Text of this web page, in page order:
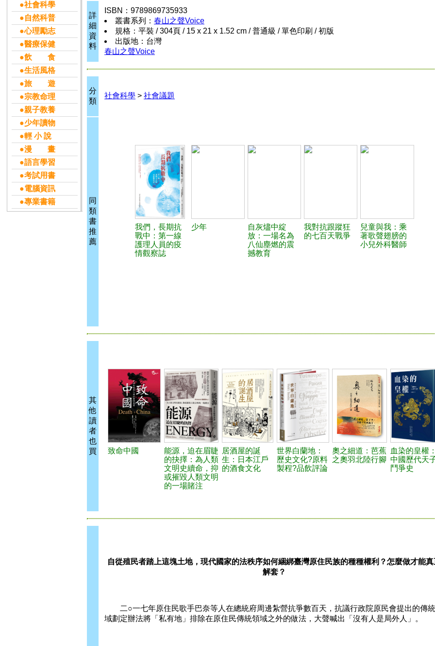
●社會科學
●自然科普
●心理勵志
●醫療保健
●飲 食
●生活風格
●旅 遊
●宗教命理
●親子教養
●少年讀物
●輕 小 說
●漫 畫
●語言學習
●考試用書
●電腦資訊
●專業書籍
詳
細
資
料
ISBN：9789869735933
叢書系列： 春山之聲Voice
規格：平裝 / 304頁 / 15 x 21 x 1.52 cm / 普通級 / 單色印刷 / 初版
出版地：台灣
春山之聲Voice
分
類
社會科學 > 社會議題
同
類
書
推
薦
我們，長期抗
戰中：第一線
護理人員的疫
情觀察誌
少年
自灰燼中綻
放：一場名為
八仙塵燃的震
撼教育
我對抗跟蹤狂
的七百天戰爭
兒童與我：乘
著歌聲翅膀的
小兒外科醫師
其
他
讀
者
也
買
致命中國
能源，迫在眉睫
的抉擇：為人類
文明史續命，抑
或摧毀人類文明
的一場賭注
居酒屋的誕
生：日本江戶
的酒食文化
世界白蘭地：
歷史文化?原料
製程?品飲評論
奧之細道：芭蕉
之奧羽北陸行腳
血染的皇權
中國歷代天
鬥爭史
自從殖民者踏上這塊土地，現代國家的法秩序如何綑綁臺灣原住民族的種種權利？怎麼做才能真
解套？
二○一七年原住民歌手巴奈等人在總統府周邊紮營抗爭數百天，抗議行政院原民會提出的傳
域劃定辦法將「私有地」排除在原住民傳統領域之外的做法，大聲喊出「沒有人是局外人」。